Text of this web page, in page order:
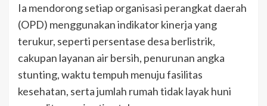
Ia mendorong setiap organisasi perangkat daerah
(OPD) menggunakan indikator kinerja yang
terukur, seperti persentase desa berlistrik,
cakupan layanan air bersih, penurunan angka
stunting, waktu tempuh menuju fasilitas
kesehatan, serta jumlah rumah tidak layak huni